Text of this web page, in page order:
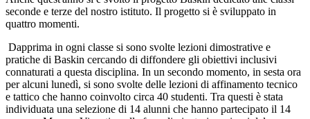
seconde e terze del nostro istituto. Il progetto si è sviluppato in
quattro momenti.
Dapprima in ogni classe si sono svolte lezioni dimostrative e
pratiche di Baskin cercando di diffondere gli obiettivi inclusivi
connaturati a questa disciplina. In un secondo momento, in sesta ora
per alcuni lunedì, si sono svolte delle lezioni di affinamento tecnico
e tattico che hanno coinvolto circa 40 studenti. Tra questi è stata
individuata una selezione di 14 alunni che hanno partecipato il 14